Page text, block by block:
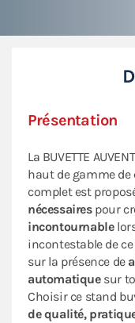
Présentation
La BUVETTE
haut de gamme
complet est
nécessairespour
incontournable
incontestable de ce
sur la présence de
automatiquesur
Choisir ce stand
de qualité,